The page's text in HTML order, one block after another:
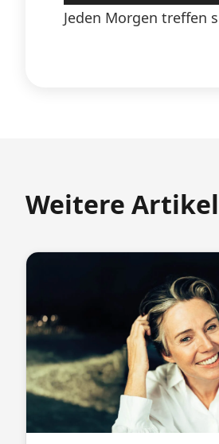
Player
Jeden Morgen treffen
Weitere